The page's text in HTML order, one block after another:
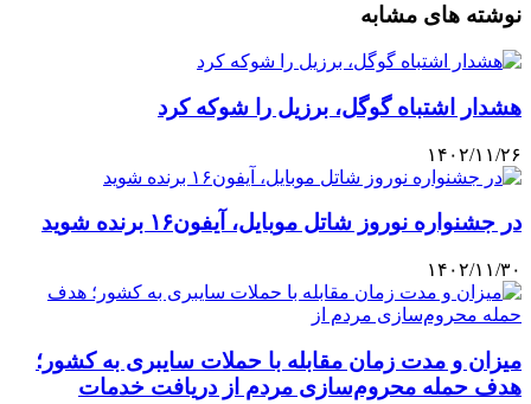
نوشته های مشابه
هشدار اشتباه گوگل، برزیل را شوکه کرد
۱۴۰۲/۱۱/۲۶
در جشنواره نوروز شاتل موبایل، آیفون۱۶ برنده شوید
۱۴۰۲/۱۱/۳۰
میزان و مدت زمان مقابله با حملات سایبری به کشور؛
هدف حمله محروم‌سازی مردم از دریافت خدمات